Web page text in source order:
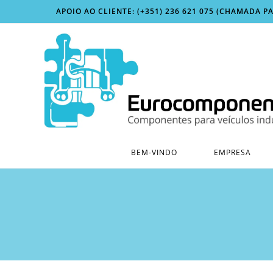
to
APOIO AO CLIENTE: (+351) 236 621 075 (CHAMADA
BEM-VINDO EMPRESA